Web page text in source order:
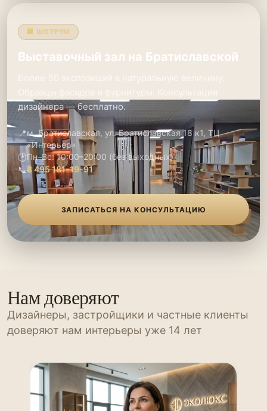
🏢 ШОУРУМ
Выставочный зал на Братиславской
Более 30 экспозиций в натуральную величину.
Образцы фасадов и фурнитуры. Консультация
дизайнера — бесплатно.
📍м. Братиславская, ул. Братиславская 18 к1, ТЦ
«Интерьер»
🕑Пн–Вс: 10:00–20:00 (без выходных)
📞8 495 181-19-91
ЗАПИСАТЬСЯ НА КОНСУЛЬТАЦИЮ
Нам доверяют
Дизайнеры, застройщики и частные клиенты
доверяют нам интерьеры уже 14 лет